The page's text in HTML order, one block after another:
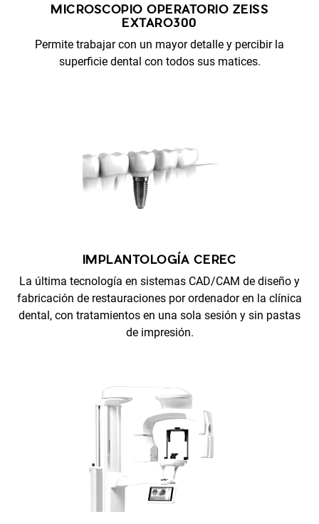
MICROSCOPIO OPERATORIO ZEISS
EXTARO300
Permite trabajar con un mayor detalle y percibir la
superficie dental con todos sus matices.
IMPLANTOLOGÍA CEREC
La última tecnología en sistemas CAD/CAM de diseño y
fabricación de restauraciones por ordenador en la clínica
dental, con tratamientos en una sola sesión y sin pastas
de impresión.